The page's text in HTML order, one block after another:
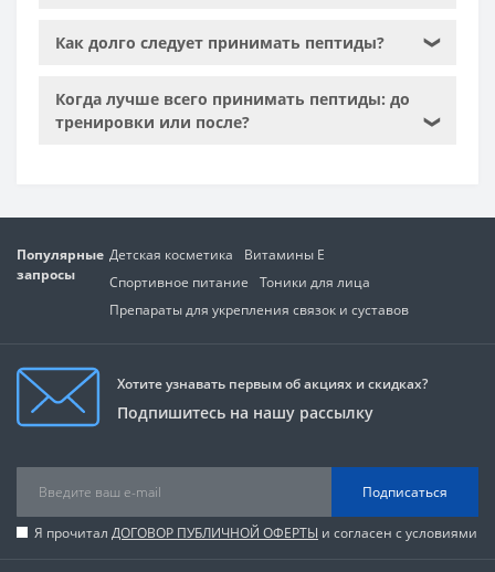
Как долго следует принимать пептиды? ❯
Когда лучше всего принимать пептиды: до
тренировки или после?
❯
Популярные
запросы
Детская косметика
Витамины Е
Спортивное питание
Тоники для лица
Препараты для укрепления связок и суставов
Хотите узнавать первым об акциях и скидках?
Подпишитесь на нашу рассылку
Подписаться
Я прочитал ДОГОВОР ПУБЛИЧНОЙ ОФЕРТЫ и согласен с условиями